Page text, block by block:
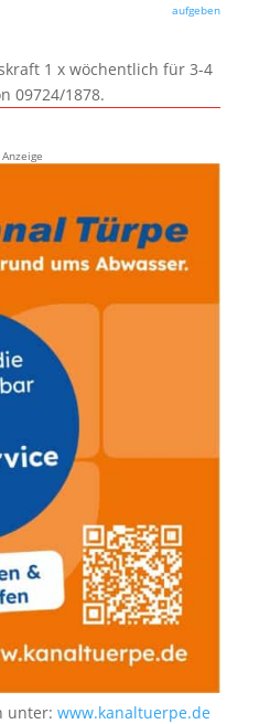
aufgeben
1 x wöchentlich für 3-4
09724/1878.
Anzeige
unter: www.kanaltuerpe.de